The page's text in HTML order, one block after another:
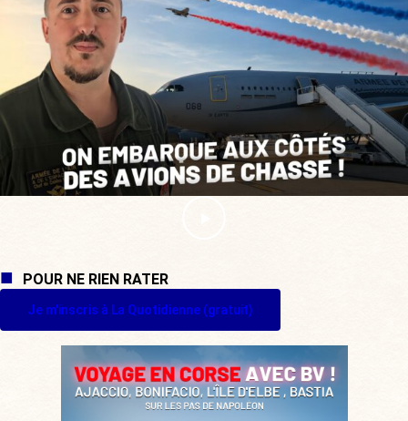
POUR NE RIEN RATER
Je m'inscris à La Quotidienne (gratuit)